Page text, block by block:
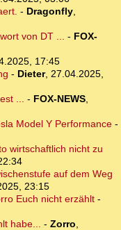
- Dragonfly,
von DT ... - FOX-
17:45
- Dieter, 27.04.2025,
... - FOX-NEWS,
Model Y Performance-
wirtschaftlich nicht zu
auf dem Weg
23:15
Euch nicht erzählt-
habe... - Zorro,